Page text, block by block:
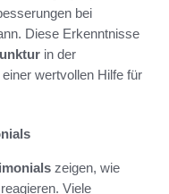
bei
Diese Erkenntnisse
in der
wertvollen Hilfe für
zeigen, wie
Viele